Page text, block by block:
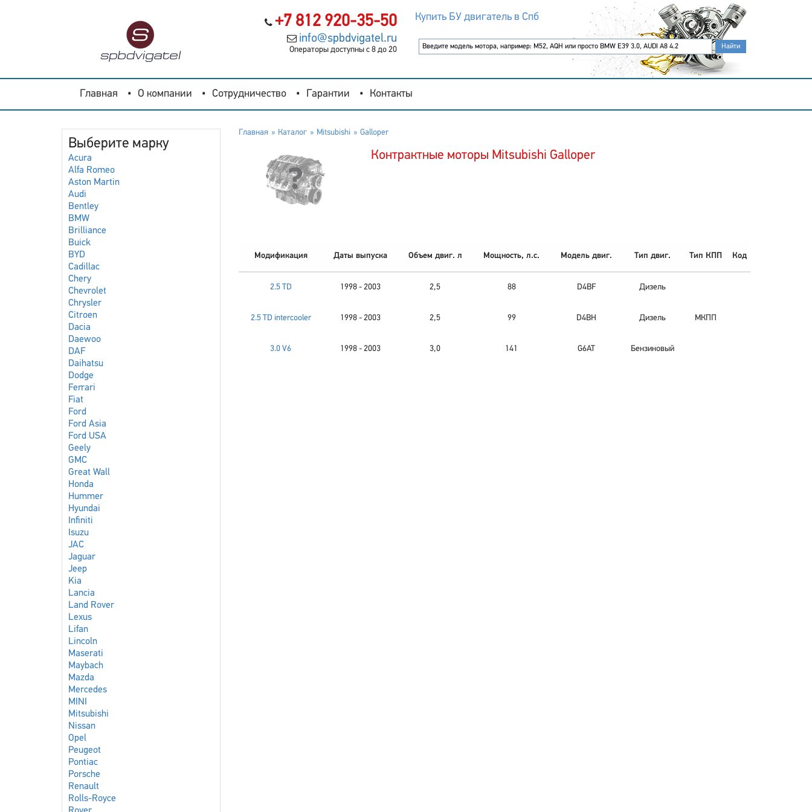
+7 812 920-35-50
info@spbdvigatel.ru
Операторы доступны с 8 до 20
Купить БУ двигатель в Спб
Главная О компании Сотрудничество Гарантии Контакты
Выберите марку
Acura
Alfa Romeo
Aston Martin
Audi
Bentley
BMW
Brilliance
Buick
BYD
Cadillac
Chery
Chevrolet
Chrysler
Citroen
Dacia
Daewoo
DAF
Daihatsu
Dodge
Ferrari
Fiat
Ford
Ford Asia
Ford USA
Geely
GMC
Great Wall
Honda
Hummer
Hyundai
Infiniti
Isuzu
JAC
Jaguar
Jeep
Kia
Lancia
Land Rover
Lexus
Lifan
Lincoln
Maserati
Maybach
Mazda
Mercedes
MINI
Mitsubishi
Nissan
Opel
Peugeot
Pontiac
Porsche
Renault
Rolls-Royce
Главная Каталог Mitsubishi Galloper
Контрактные моторы Mitsubishi Galloper
Модификация Даты выпуска Объем двиг. л Мощность, л.с. Модель двиг. Тип двиг. Тип КПП Код
2.5 TD 1998 - 2003 2,5 88 D4BF Дизель
2.5 TD intercooler 1998 - 2003 2,5 99 D4BH Дизель МКПП
3.0 V6 1998 - 2003 3,0 141 G6AT Бензиновый